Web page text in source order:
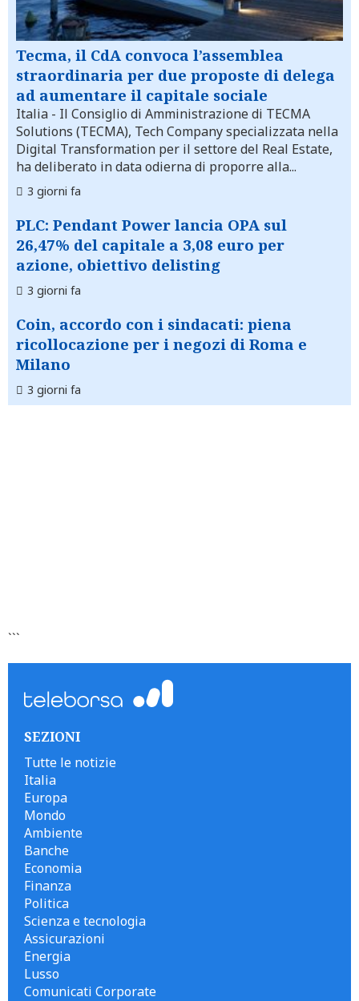
Tecma, il CdA convoca l’assemblea
straordinaria per due proposte di delega
ad aumentare il capitale sociale
Italia - Il Consiglio di Amministrazione di TECMA
Solutions (TECMA), Tech Company specializzata nella
Digital Transformation per il settore del Real Estate,
ha deliberato in data odierna di proporre alla...
3 giorni fa
PLC: Pendant Power lancia OPA sul
26,47% del capitale a 3,08 euro per
azione, obiettivo delisting
3 giorni fa
Coin, accordo con i sindacati: piena
ricollocazione per i negozi di Roma e
Milano
3 giorni fa
```
SEZIONI
Tutte le notizie
Italia
Europa
Mondo
Ambiente
Banche
Economia
Finanza
Politica
Scienza e tecnologia
Assicurazioni
Energia
Lusso
Comunicati Corporate